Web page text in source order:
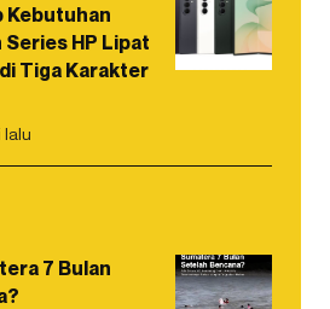
Kebutuhan
HP Lipat
Tiga Karakter
lalu
7 Bulan